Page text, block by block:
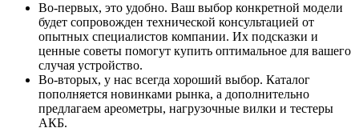
Во-первых, это удобно. Ваш выбор конкретной модели
будет сопровожден технической консультацией от
опытных специалистов компании. Их подсказки и
ценные советы помогут купить оптимальное для вашего
случая устройство.
Во-вторых, у нас всегда хороший выбор. Каталог
пополняется новинками рынка, а дополнительно
предлагаем ареометры, нагрузочные вилки и тестеры
АКБ.